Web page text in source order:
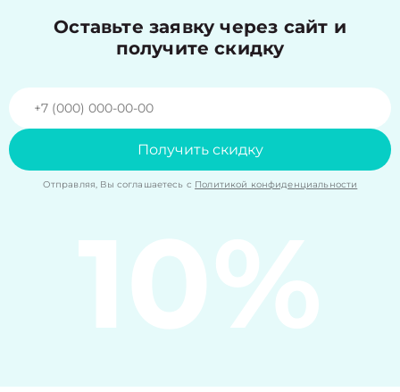
Оставьте заявку через сайт и
получите скидку
Получить скидку
Отправляя, Вы соглашаетесь с Политикой конфиденциальности
10%